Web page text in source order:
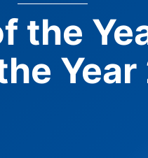
ナ
ー
the
Year